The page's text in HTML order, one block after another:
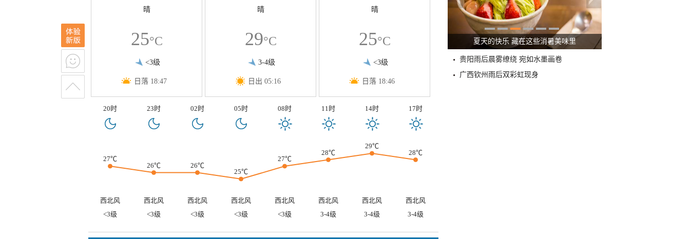
晴
25°C
<3级
日落 18:47
晴
29°C
3-4级
日出 05:16
晴
25°C
<3级
日落 18:46
20时 23时 02时 05时 08时 11时 14时 17时
27℃
26℃
26℃
25℃
27℃
28℃
29℃
28℃
西北风 西北风 西北风 西北风 西北风 西北风 西北风
西北风
<3级
<3级 <3级 <3级 <3级 3-4级 3-4级 3-4级
夏天的快乐 藏在这些消暑美味里
贵阳雨后晨雾缭绕 宛如水墨画卷
广西钦州雨后双彩虹现身